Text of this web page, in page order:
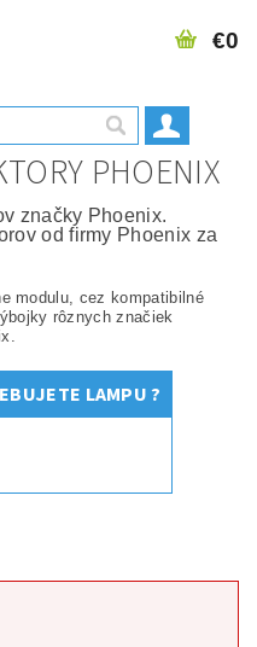
€0
PHOENIX
značky Phoenix.
od firmy Phoenix za
modulu, cez kompatibilné
rôznych značiek
LAMPU ?